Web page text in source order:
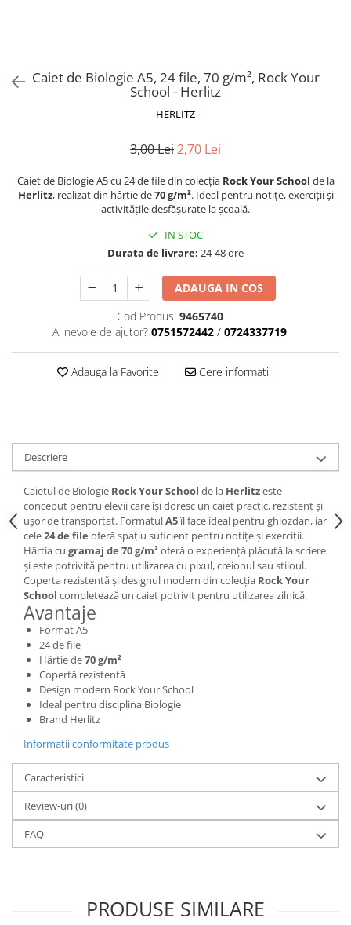
Blocuri de desen
Caiete Matematica
Caiete Muzică
Caiete Studențești
Brush Pen-uri
Creioane mecanice
Linere
Markere
Mine pentru creioane mecanice
Pixuri
Rezerve stilouri
Rollere
Stilouri
Măsurare și trasare
Organizare și Arhivare
Accesorii de organizare
Bibliorafturi
Caiete mecanice
Clipboard-uri
Dosare Carton
Dosare Plastic
Folii de protecție
Mape
Penare
Penare cu un compartiment
Caiet de Biologie A5, 24 file, 70 g/m², Rock Your
School - Herlitz
HERLITZ
3,00 Lei2,70 Lei
Caiet de Biologie A5 cu 24 de file din colecția Rock Your School de la
Herlitz, realizat din hârtie de70 g/m². Ideal pentru notițe, exerciții și
activitățile desfășurate la școală.
IN STOC
Durata de livrare: 24-48 ore
ADAUGA IN COS
Cod Produs: 9465740
Ai nevoie de ajutor? 0751572442 / 0724337719
Adauga la Favorite Cere informatii
Descriere
Caietul de Biologie Rock Your School de la Herlitzeste
conceput pentru elevii care își doresc un caiet practic, rezistent și
ușor de transportat. FormatulA5îl face ideal pentru ghiozdan, iar
cele24 de file oferă spațiu suficient pentru notițe și exerciții.
Hârtia cu gramaj de 70 g/m²oferă o experiență plăcută la scriere
și este potrivită pentru utilizarea cu pixul, creionul sau stiloul.
Coperta rezistentă și designul modern din colecția Rock Your
School completează un caiet potrivit pentru utilizarea zilnică.
Avantaje
Format A5
24 de file
Hârtie de70 g/m²
Copertă rezistentă
Design modern Rock Your School
Ideal pentru disciplina Biologie
Brand Herlitz
Informatii conformitate produs
Caracteristici
Review-uri(0)
FAQ
PRODUSE SIMILARE